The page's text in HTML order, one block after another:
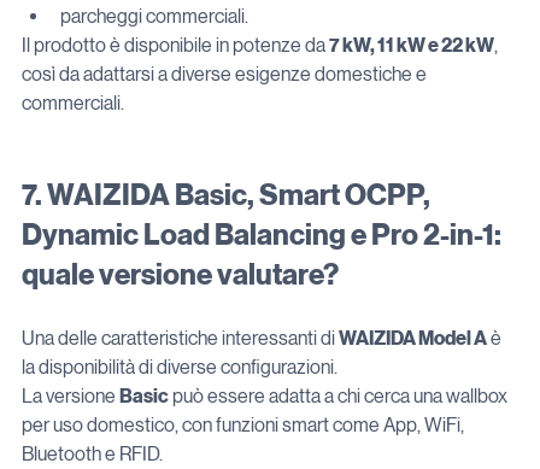
parcheggi commerciali.
Il prodotto è disponibile in potenze da 7 kW, 11 kW e 22 kW,
così da adattarsi a diverse esigenze domestiche e
commerciali.
7. WAIZIDA Basic, Smart OCPP,
Dynamic Load Balancing e Pro 2-in-1:
quale versione valutare?
Una delle caratteristiche interessanti di WAIZIDA Model A è
la disponibilità di diverse configurazioni.
La versione Basic può essere adatta a chi cerca una wallbox
per uso domestico, con funzioni smart come App, WiFi,
Bluetooth e RFID.